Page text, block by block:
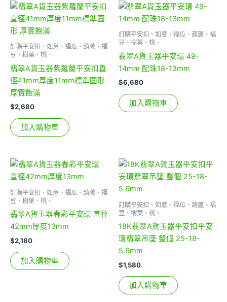
訂購平安扣、如意、福瓜、葫蘆、福
豆、樹葉、桃、
翡翠A貨玉器紫羅蘭平安扣直
徑41mm厚度11mm標準圓形
厚實飽滿
$2,680
加入購物車
訂購平安扣、如意、福瓜、葫蘆、福
豆、樹葉、桃、
翡翠A貨玉器平安環 49-
14mm 配珠18-13mm
$6,680
加入購物車
訂購平安扣、如意、福瓜、葫蘆、福
豆、樹葉、桃、
翡翠A貨玉器春彩平安環 直徑
42mm厚度13mm
$2,180
加入購物車
訂購平安扣、如意、福瓜、葫蘆、福
豆、樹葉、桃、
18K翡翠A貨玉器平安扣平安
環翡翠吊墜 整個 25-18-
5.6mm
$1,580
加入購物車